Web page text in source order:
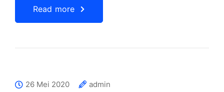
Read more
26 Mei 2020
admin